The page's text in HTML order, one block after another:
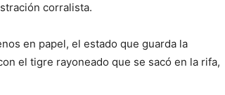
corralista.
en papel, el estado que guarda la
el tigre rayoneado que se sacó en la rifa,